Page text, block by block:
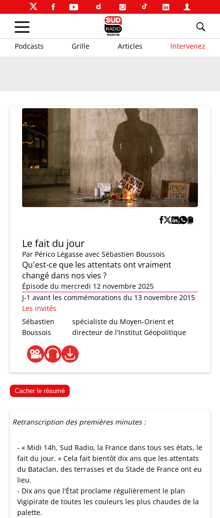
Podcasts Grille Articles Intervenez
Le fait du jour
Par Périco Légasse avec Sébastien Boussois
Qu'est-ce que les attentats ont vraiment
changé dans nos vies ?
Épisode du mercredi 12 novembre 2025
J-1 avant les commémorations du 13 novembre 2015
Les invités
Sébastien
Boussois
spécialiste du Moyen-Orient et
directeur de l'Institut Géopolitique
Cacher le résumé
Retranscription des premières minutes :
- « Midi 14h, Sud Radio, la France dans tous ses états, le
fait du jour. » Cela fait bientôt dix ans que les attentats
du Bataclan, des terrasses et du Stade de France ont eu
lieu.
- Dix ans que l'État proclame régulièrement le plan
Vigipirate de toutes les couleurs les plus chaudes de la
palette.